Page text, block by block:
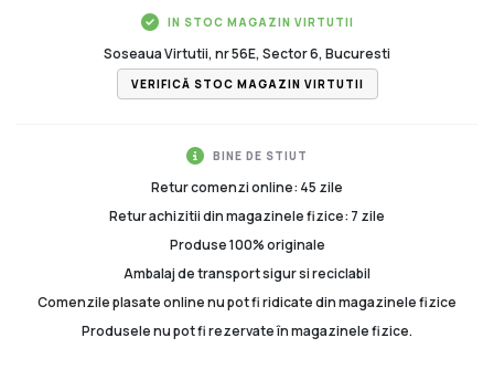
IN STOC MAGAZIN VIRTUTII
Soseaua Virtutii, nr 56E, Sector 6, Bucuresti
VERIFICĂ STOC MAGAZIN VIRTUTII
BINE DE STIUT
Retur comenzi online: 45 zile
Retur achizitii din magazinele fizice: 7 zile
Produse 100% originale
Ambalaj de transport sigur si reciclabil
Comenzile plasate online nu pot fi ridicate din magazinele fizice
Produsele nu pot fi rezervate în magazinele fizice.